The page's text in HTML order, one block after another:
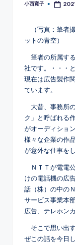
Posted
小西寛子
（写真：筆者
ットの青空）
筆者の所属す
社です。・・・
現在は広告製作
ています。
大昔、事務所
ク」と呼ばれる
がオーディショ
様々な企業の作
が意外な仕事を
ＮＴＴが電電
けの電話機の広
話（株）の中の
サービス事業本
広告、テレホン
そこで思い出
ぜこの話を今日